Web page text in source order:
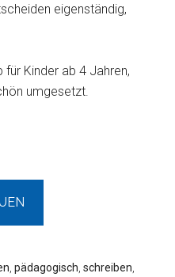
eigenständig,
für Kinder ab 4 Jahren,
umgesetzt.
,pädagogisch ,schreiben